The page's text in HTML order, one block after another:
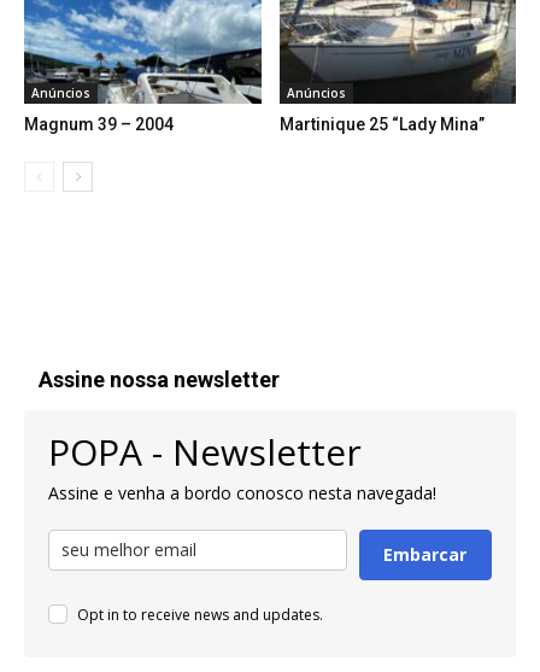
Anúncios
Magnum 39 – 2004
Anúncios
Martinique 25 “Lady Mina”
Assine nossa newsletter
POPA - Newsletter
Assine e venha a bordo conosco nesta navegada!
Embarcar
Opt in to receive news and updates.